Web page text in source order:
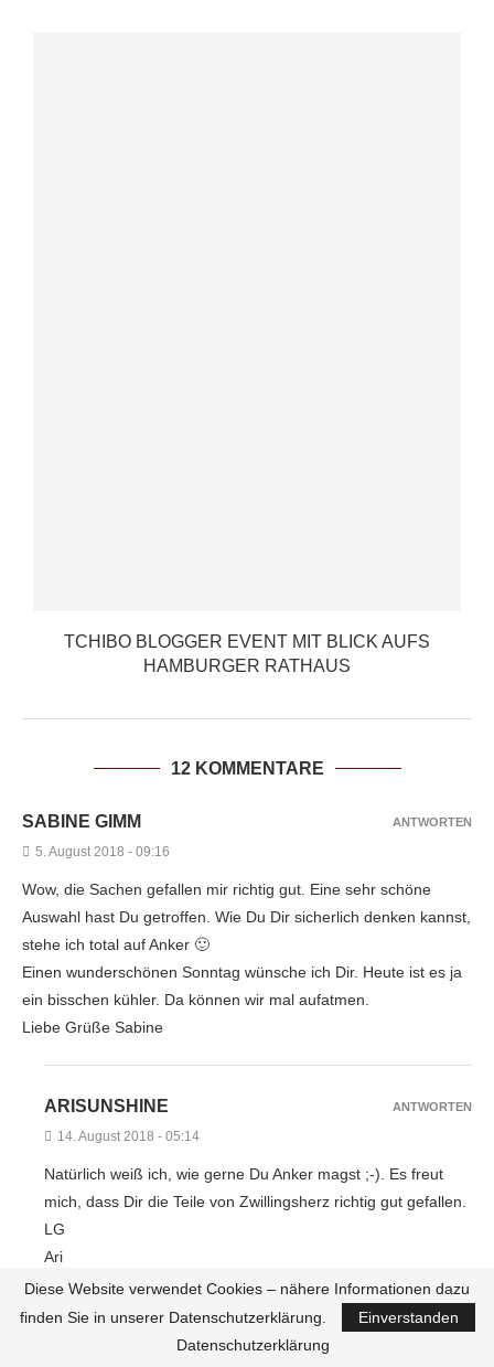
TCHIBO BLOGGER EVENT MIT BLICK AUFS
HAMBURGER RATHAUS
12 KOMMENTARE
SABINE GIMM
5. August 2018 - 09:16
Wow, die Sachen gefallen mir richtig gut. Eine sehr schöne
Auswahl hast Du getroffen. Wie Du Dir sicherlich denken kannst,
stehe ich total auf Anker 🙂
Einen wunderschönen Sonntag wünsche ich Dir. Heute ist es ja
ein bisschen kühler. Da können wir mal aufatmen.
Liebe Grüße Sabine
ANTWORTEN
ARISUNSHINE
14. August 2018 - 05:14
Natürlich weiß ich, wie gerne Du Anker magst ;-). Es freut
mich, dass Dir die Teile von Zwillingsherz richtig gut gefallen.
LG
Ari
ANTWORTEN
MAREN VON FARBWUNDER-STYLE
Diese Website verwendet Cookies – nähere Informationen dazu
finden Sie in unserer Datenschutzerklärung.
Einverstanden
Datenschutzerklärung